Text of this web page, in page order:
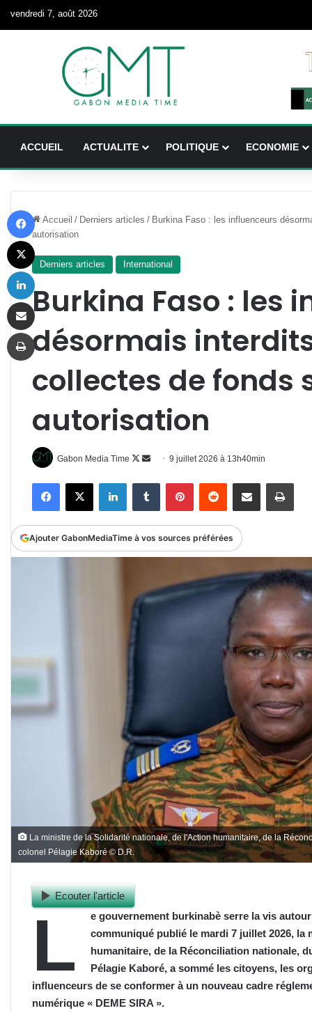
vendredi 7, août 2026
ACCUEIL ACTUALITE POLITIQUE ECONOMIE
Accueil / Derniers articles / Burkina Faso : les influenceurs
autorisation
Derniers articles International
Burkina Faso : les
désormais
collectes de fonds
autorisation
Gabon Media Time
Follow
X
Envoyer
courriel
9 juillet 2026 à 13h40min
FacebookX LinkedinTumblr PinterestReddit Partager par email
Ajouter GabonMediaTime à vos sources préférées
La ministre de la Solidarité nationale, de l'Action humanitaire, de la
colonel Pélagie Kaboré © D.R.
Ecouter l'article
L
e gouvernement burkinabè serre la vis
communiqué publié le mardi 7 juillet 2026,
humanitaire, de la Réconciliation nationale,
Pélagie Kaboré, a sommé les citoyens, les
influenceurs de se conformer à un nouveau cadre
numérique « DEME SIRA ».
X
Linkedin
Partager par email
Imprimer